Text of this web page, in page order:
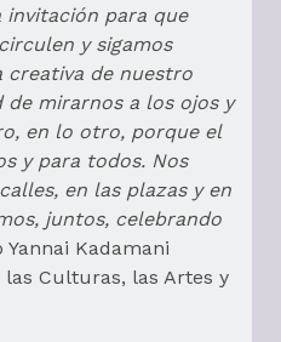
invitación para que
y sigamos
creativa de nuestro
de mirarnos a los ojos y
en lo otro, porque el
y para todos. Nos
en las plazas y en
juntos, celebrando
Yannai Kadamani
Culturas, las Artes y